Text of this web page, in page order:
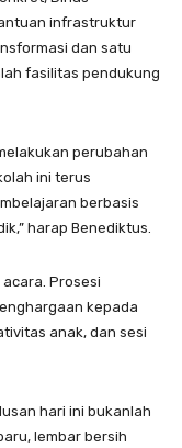
infrastruktur
dan satu
fasilitas pendukung
perubahan
ini terus
berbasis
harap Benediktus.
Prosesi
kepada
anak, dan sesi
hari ini bukanlah
lembar bersih